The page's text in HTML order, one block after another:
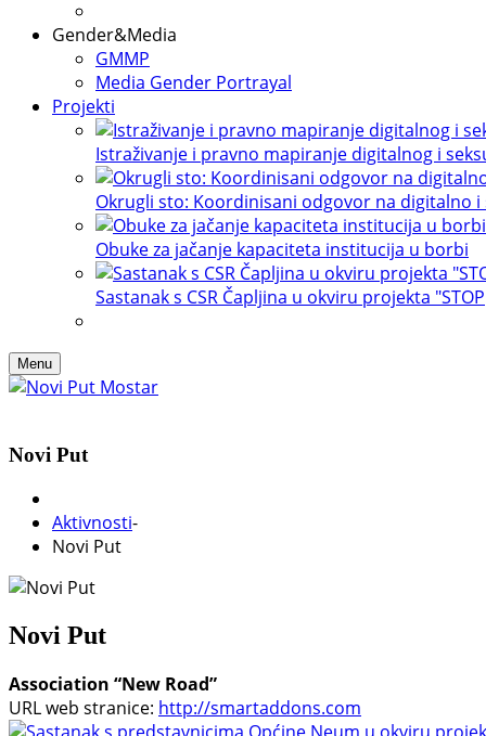
Gender&Media
GMMP
Media Gender Portrayal
Projekti
Istraživanje i pravno mapiranje digitalnog i
Okrugli sto: Koordinisani odgovor na digitalno i
Obuke za jačanje kapaciteta institucija u borbi
Sastanak s CSR Čapljina u okviru projekta "STOP
Menu
Novi Put
Aktivnosti-
Novi Put
Novi Put
Association “New Road”
URL web stranice: http://smartaddons.com